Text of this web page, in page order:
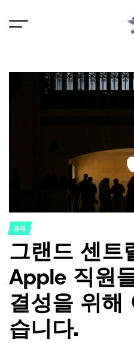
POSTED
IN
경제
그랜드 센트
Apple 직원
결성을 위해
습니다.